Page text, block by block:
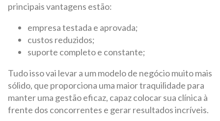
principais vantagens estão:
empresa testada e aprovada;
custos reduzidos;
suporte completo e constante;
Tudo isso vai levar a um modelo de negócio muito mais
sólido, que proporciona uma maior traquilidade para
manter uma gestão eficaz, capaz colocar sua clínica à
frente dos concorrentes e gerar resultados incríveis.